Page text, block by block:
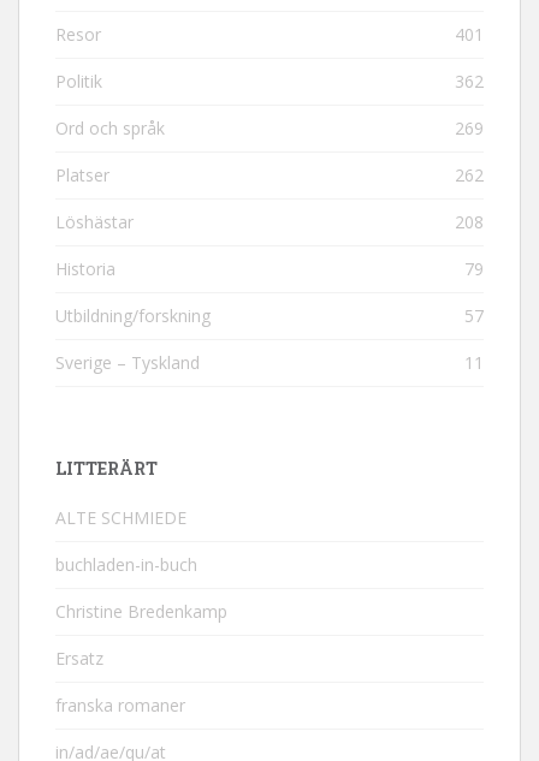
Resor 401
Politik 362
Ord och språk 269
Platser 262
Löshästar 208
Historia 79
Utbildning/forskning 57
Sverige – Tyskland 11
LITTERÄRT
ALTE SCHMIEDE
buchladen-in-buch
Christine Bredenkamp
Ersatz
franska romaner
in/ad/ae/qu/at